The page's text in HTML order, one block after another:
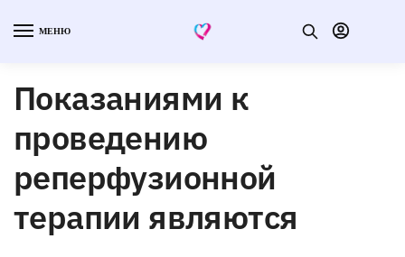
МЕНЮ
Показаниями к
проведению
реперфузионной
терапии являются